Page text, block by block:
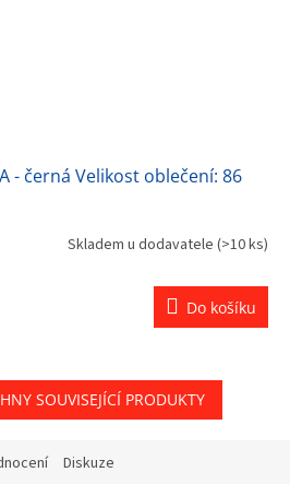
- černá Velikost oblečení: 86
Skladem u dodavatele (>10 ks)
Do košíku
SOUVISEJÍCÍ PRODUKTY
Diskuze